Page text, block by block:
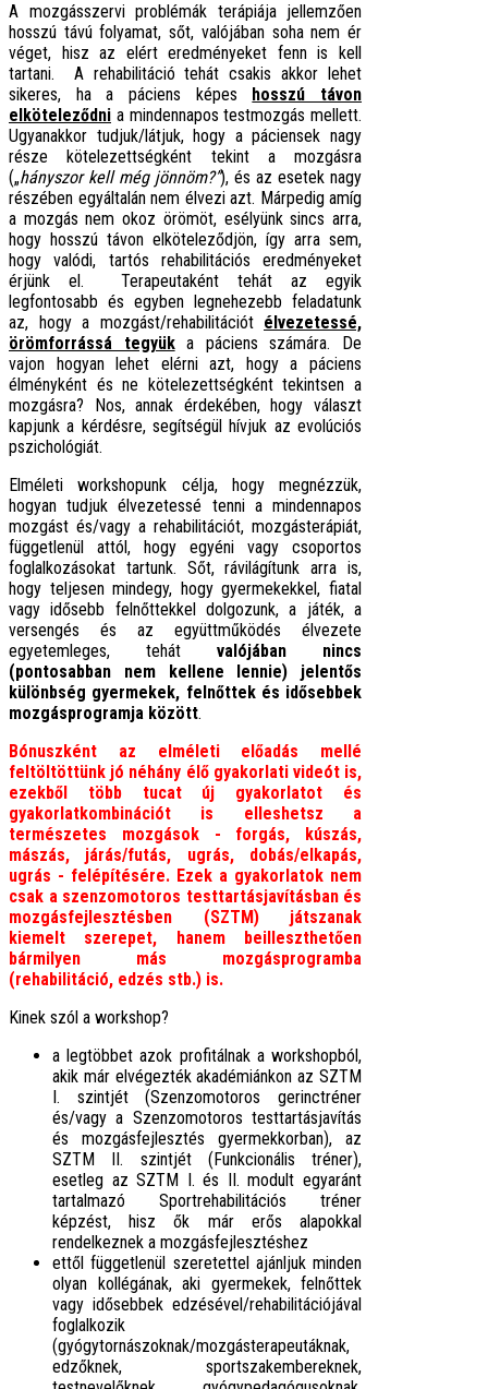
A mozgásszervi problémák terápiája jellemzően
hosszú távú folyamat, sőt, valójában soha nem ér
véget, hisz az elért eredményeket fenn is kell
tartani. A rehabilitáció tehát csakis akkor lehet
sikeres, ha a páciens képes
hosszú távon
elköteleződni a mindennapos testmozgás mellett.
Ugyanakkor tudjuk/látjuk, hogy a páciensek nagy
része kötelezettségként tekint a mozgásra
(„hányszor kell még jönnöm?”), és az esetek nagy
részében egyáltalán nem élvezi azt. Márpedig amíg
a mozgás nem okoz örömöt, esélyünk sincs arra,
hogy hosszú távon elköteleződjön, így arra sem,
hogy valódi, tartós rehabilitációs eredményeket
érjünk el. Terapeutaként tehát az egyik
legfontosabb és egyben legnehezebb feladatunk
az, hogy a mozgást/rehabilitációt élvezetessé,
örömforrássá tegyüka páciens számára. De
vajon hogyan lehet elérni azt, hogy a páciens
élményként és ne kötelezettségként tekintsen a
mozgásra? Nos, annak érdekében, hogy választ
kapjunk a kérdésre, segítségül hívjuk az evolúciós
pszichológiát.
Elméleti workshopunk célja, hogy megnézzük,
hogyan tudjuk élvezetessé tenni a mindennapos
mozgást és/vagy a rehabilitációt, mozgásterápiát,
függetlenül attól, hogy egyéni vagy csoportos
foglalkozásokat tartunk. Sőt, rávilágítunk arra is,
hogy teljesen mindegy, hogy gyermekekkel, fiatal
vagy idősebb felnőttekkel dolgozunk, a játék, a
versengés és az együttműködés élvezete
egyetemleges, tehát valójában nincs
(pontosabban nem kellene lennie) jelentős
különbség gyermekek, felnőttek és idősebbek
mozgásprogramja között.
Bónuszként az elméleti előadás mellé
feltöltöttünk jó néhány élő gyakorlati videót is,
ezekből több tucat új gyakorlatot és
gyakorlatkombinációt is elleshetsz a
természetes mozgások - forgás, kúszás,
mászás, járás/futás, ugrás, dobás/elkapás,
ugrás - felépítésére. Ezek a gyakorlatok nem
csak a szenzomotoros testtartásjavításban és
mozgásfejlesztésben (SZTM) játszanak
kiemelt szerepet, hanem beilleszthetően
bármilyen más mozgásprogramba
(rehabilitáció, edzés stb.) is.
Kinek szól a workshop?
a legtöbbet azok profitálnak a workshopból,
akik már elvégezték akadémiánkon az SZTM
I. szintjét (Szenzomotoros gerinctréner
és/vagy a Szenzomotoros testtartásjavítás
és mozgásfejlesztés gyermekkorban), az
SZTM II. szintjét (Funkcionális tréner),
esetleg az SZTM I. és II. modult egyaránt
tartalmazó Sportrehabilitációs tréner
képzést, hisz ők már erős alapokkal
rendelkeznek a mozgásfejlesztéshez
ettől függetlenül szeretettel ajánljuk minden
olyan kollégának, aki gyermekek, felnőttek
vagy idősebbek edzésével/rehabilitációjával
foglalkozik
(gyógytornászoknak/mozgásterapeutáknak,
edzőknek, sportszakembereknek,